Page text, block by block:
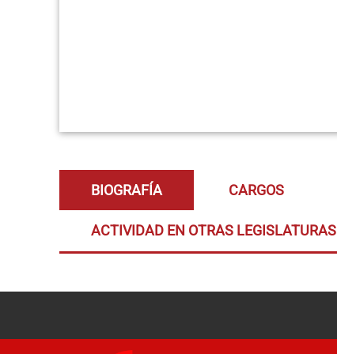
BIOGRAFÍA CARGOS
ACTIVIDAD EN OTRAS LEGISLATURAS